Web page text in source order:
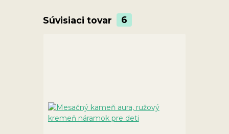
Súvisiaci tovar 6